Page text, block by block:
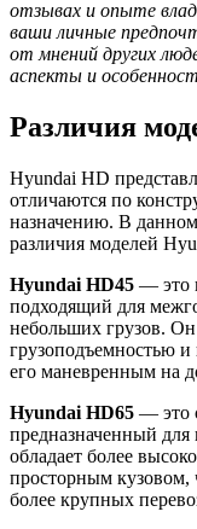
отзывах и опыте
ваши личные
от мнений других
аспекты и
Различия
Hyundai HD
отличаются по
назначению. В
различия моделей
Hyundai HD45 — это
подходящий для
небольших грузов.
грузоподъемностью
его маневренным на
Hyundai HD65 — это
предназначенный для
обладает более
просторным кузовом,
более крупных